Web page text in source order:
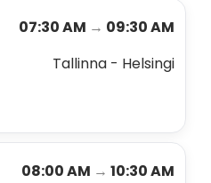
07:30 AM → 09:30 AM
Tallinna - Helsingi
08:00 AM → 10:30 AM